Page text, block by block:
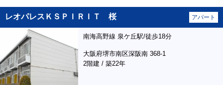
レオパレスＫＳＰＩＲＩＴ 桜 アパート
南海高野線 泉ケ丘駅/徒歩18分
大阪府堺市南区深阪南 368-1
2階建 / 築22年